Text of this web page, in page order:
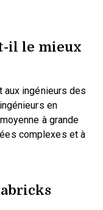
il le mieux
aux ingénieurs des
en
à grande
complexes et à